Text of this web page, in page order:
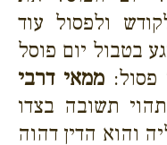
ולפסול עוד
בטבול יום פוסל
ממאי דרבי
תשובה בצדו
והוא הדין דהוה